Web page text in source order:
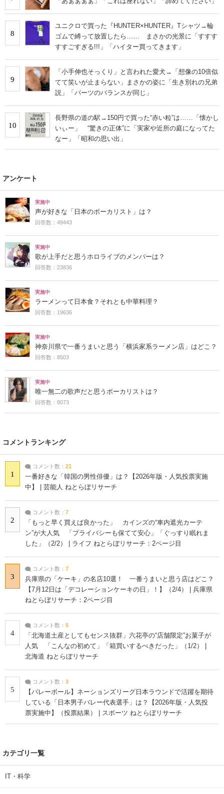
8
ユニクロで買った『HUNTER×HUNTER』Tシャツ→輪
ゴムで縛って放置したら…… まさかの光景に「すすす
すすごすぎる!!!」「ハイター買ってきます」
9
「小手伸也そっくり」と言われた愛犬→「想像の10倍似
てて笑いが止まらない」まさかの姿に「生き別れの兄弟
説」「パーツのバランスが同じ」
10
長野県の道の駅→150円で買った“赤い粒”は……「懐かし
いぃー」 “驚きの正体”に「実家や近所の庭になってた
なー」「昭和の思い出」
アンケート
実施中
声が好きな「日本のボーカリスト」は？
回答数：49443
実施中
歌が上手だと思うホロライブのメンバーは？
回答数：23836
実施中
ラーメンって日本食？それとも中華料理？
回答数：19636
実施中
神奈川県で一番うまいと思う「横浜家系ラーメン店」はどこ？
回答数：8503
実施中
唯一無二の歌声だと思うボーカリストは？
回答数：8073
コメントランキング
1
コメント数： 21
一番好きな「韓国の男性俳優」は？【2026年版・人気投票実施
中】 | 芸能人 ねとらぼリサーチ
2
コメント数： 7
「もっと早く買えば良かった」 カインズの“車内遮光カーテ
ン”が大人気 「プライバシーも保てて安心」「ぐっすり眠れま
した」（2/2） | ライフ ねとらぼリサーチ：2ページ目
3
コメント数： 7
兵庫県の「ケーキ」の名店10選！ 一番うまいと思う店はどこ？
【7月12日は「デコレーションケーキの日」！】（2/4） | 兵庫県
ねとらぼリサーチ：2ページ目
4
コメント数： 5
「北海道土産としてもセンス抜群」六花亭の“店舗限定”お菓子が
人気 「こんなの初めて」「箱買いするべきだった」（1/2） |
北海道 ねとらぼリサーチ
5
コメント数： 3
【バレーボール】ネーションズリーグ日本ラウンドで活躍を期待
している「日本男子バレー代表選手」は？【2026年版・人気投
票実施中】（投票結果） | スポーツ ねとらぼリサーチ
カテゴリ一覧
IT・科学